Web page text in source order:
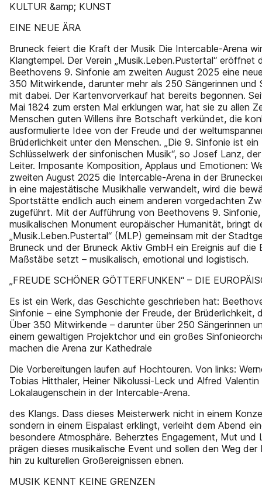
KULTUR &amp; KUNST
EINE NEUE ÄRA
Bruneck feiert die Kraft der Musik Die Intercable-Arena
Klangtempel. Der Verein „Musik.Leben.Pustertal“ eröffnet
Beethovens 9. Sinfonie am zweiten August 2025 eine
350 Mitwirkende, darunter mehr als 250 Sängerinnen und
mit dabei. Der Kartenvorverkauf hat bereits begonnen.
Mai 1824 zum ersten Mal erklungen war, hat sie zu allen
Menschen guten Willens ihre Botschaft verkündet, die
ausformulierte Idee von der Freude und der
Brüderlichkeit unter den Menschen. „Die 9. Sinfonie ist ein
Schlüsselwerk der sinfonischen Musik“, so Josef Lanz,
Leiter. Imposante Komposition, Applaus und Emotionen:
zweiten August 2025 die Intercable-Arena in der
in eine majestätische Musikhalle verwandelt, wird die
Sportstätte endlich auch einem anderen vorgedachten
zugeführt. Mit der Aufführung von Beethovens 9.
musikalischen Monument europäischer Humanität, bringt
„Musik.Leben.Pustertal“ (MLP) gemeinsam mit der
Bruneck und der Bruneck Aktiv GmbH ein Ereignis auf die
Maßstäbe setzt – musikalisch, emotional und logistisch.
„FREUDE SCHÖNER GÖTTERFUNKEN“ – DIE
Es ist ein Werk, das Geschichte geschrieben hat:
Sinfonie – eine Symphonie der Freude, der Brüderlichkeit,
Über 350 Mitwirkende – darunter über 250 Sängerinnen
einem gewaltigen Projektchor und ein großes
machen die Arena zur Kathedrale
Die Vorbereitungen laufen auf Hochtouren. Von links:
Tobias Hitthaler, Heiner Nikolussi-Leck und Alfred Valentin
Lokalaugenschein in der Intercable-Arena.
des Klangs. Dass dieses Meisterwerk nicht in einem
sondern in einem Eispalast erklingt, verleiht dem Abend
besondere Atmosphäre. Beherztes Engagement, Mut und
prägen dieses musikalische Event und sollen den Weg der
hin zu kulturellen Großereignissen ebnen.
MUSIK KENNT KEINE GRENZEN